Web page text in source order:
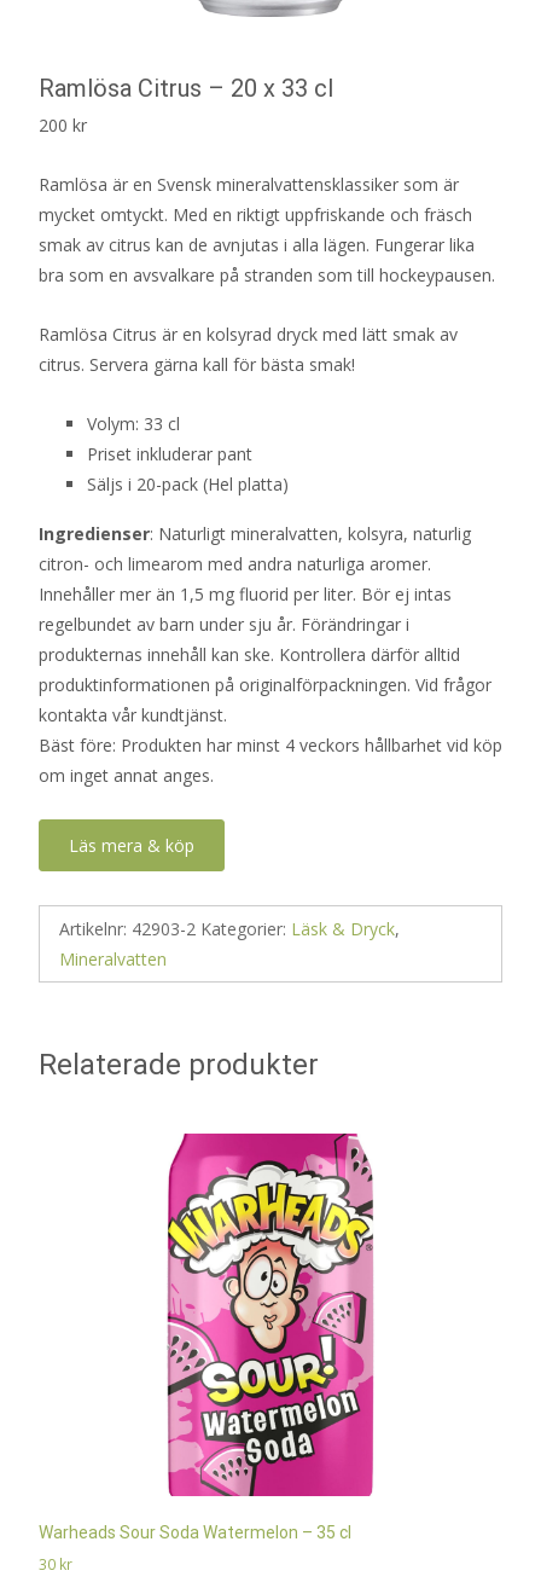
Ramlösa Citrus – 20 x 33 cl
200 kr
Ramlösa är en Svensk mineralvattensklassiker som är
mycket omtyckt. Med en riktigt uppfriskande och fräsch
smak av citrus kan de avnjutas i alla lägen. Fungerar lika
bra som en avsvalkare på stranden som till hockeypausen.
Ramlösa Citrus är en kolsyrad dryck med lätt smak av
citrus. Servera gärna kall för bästa smak!
Volym: 33 cl
Priset inkluderar pant
Säljs i 20-pack (Hel platta)
Ingredienser: Naturligt mineralvatten, kolsyra, naturlig
citron- och limearom med andra naturliga aromer.
Innehåller mer än 1,5 mg fluorid per liter. Bör ej intas
regelbundet av barn under sju år. Förändringar i
produkternas innehåll kan ske. Kontrollera därför alltid
produktinformationen på originalförpackningen. Vid frågor
kontakta vår kundtjänst.
Bäst före: Produkten har minst 4 veckors hållbarhet vid köp
om inget annat anges.
Läs mera & köp
Artikelnr: 42903-2 Kategorier: Läsk & Dryck,
Mineralvatten
Relaterade produkter
Warheads Sour Soda Watermelon – 35 cl
30 kr